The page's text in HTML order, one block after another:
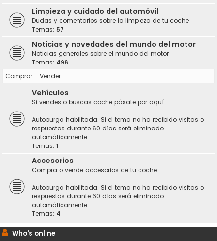
Limpieza y cuidado del automóvil
Dudas y comentarios sobre la limpieza de tu coche
Temas: 57
Noticias y novedades del mundo del motor
Noticias generales sobre el mundo del motor
Temas: 496
Comprar - Vender
Vehículos
Si vendes o buscas coche pásate por aquí.
Autopurga habilitada. Si el tema no ha recibido visitas o
respuestas durante 60 días será eliminado
automáticamente.
Temas: 1
Accesorios
Compra o vende accesorios de tu coche.
Autopurga habilitada. Si el tema no ha recibido visitas o
respuestas durante 60 días será eliminado
automáticamente.
Temas: 4
Who's online